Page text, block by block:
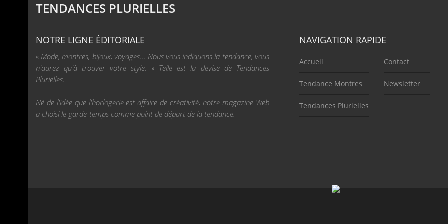
TENDANCES PLURIELLES
NOTRE LIGNE ÉDITORIALE
« Mode, montres, bijoux, voyages... Nous vous indiquons la tendance, vous
n'aurez qu'à trouver votre style. » Telle est la devise de Tendances
Plurielles.
Né de l'idée que l'horlogerie est affaire de créativité, notre magazine Web
a choisi le garde-temps comme point de départ de la tendance.
NAVIGATION RAPIDE
Accueil
Tendance Montres
Tendances Plurielles
Contact
Newsletter